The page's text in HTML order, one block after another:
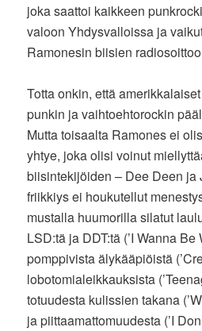
joka saattoi kaikkeen
valoon Yhdysvalloissa ja
Ramonesin biisien
Totta onkin, että
punkin ja vaihtoehtorockin
Mutta toisaalta Ramones ei
yhtye, joka olisi voinut
biisintekijöiden – Dee Deen ja
friikkiys ei houkutellut
mustalla huumorilla silatut
LSD:tä ja DDT:tä (’I Wanna Be
pomppivista älykääpiöistä
lobotomialeikkauksista
totuudesta kulissien takana
ja piittaamattomuudesta (’I